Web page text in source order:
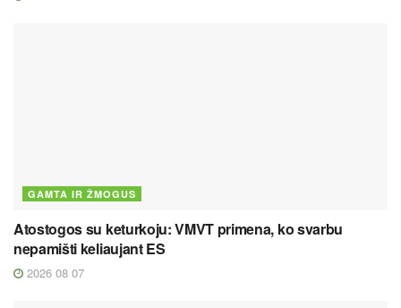
GAMTA IR ŽMOGUS
Atostogos su keturkoju: VMVT primena, ko svarbu
nepamišti keliaujant ES
2026 08 07